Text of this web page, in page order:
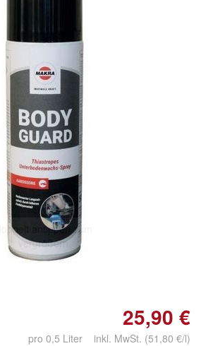
Doppelt antippen zum
vergrößern
25,90 €
pro 0,5 Liter inkl. MwSt. (51,80 €/l)